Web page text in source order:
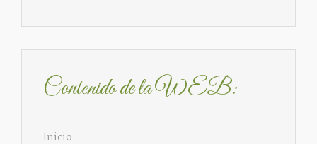
Contenido de la WEB:
Inicio